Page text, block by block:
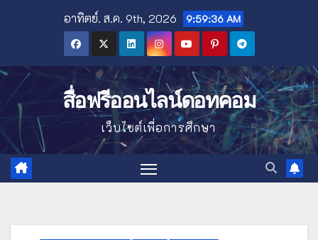
อาทิตย์. ส.ค. 9th, 2026 9:59:37 AM
สื่อฟรีออนไลน์ดอทคอม
เว็บไซต์เพื่อการศึกษา